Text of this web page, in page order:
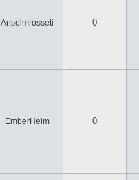
Anselmrosseti 0
EmberHelm 0